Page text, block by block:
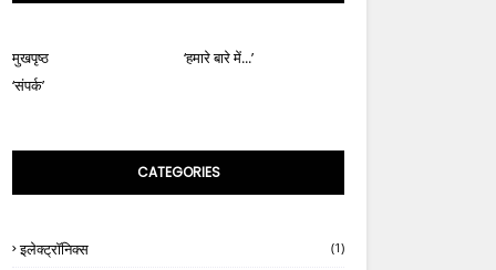
मुखपृष्ठ
‘हमारे बारे में...’
‘संपर्क’
CATEGORIES
इलेक्ट्रॉनिक्स (1)